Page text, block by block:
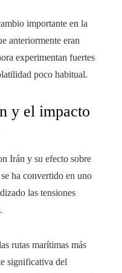
importante en la
anteriormente eran
experimentan fuertes
poco habitual.
y el impacto
Irán y su efecto sobre
ha convertido en uno
las tensiones
rutas marítimas más
significativa del